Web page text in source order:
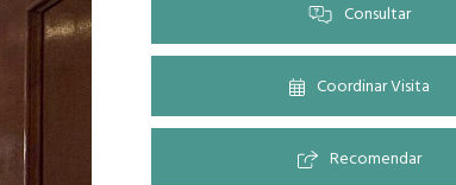
Consultar
Coordinar Visita
Recomendar